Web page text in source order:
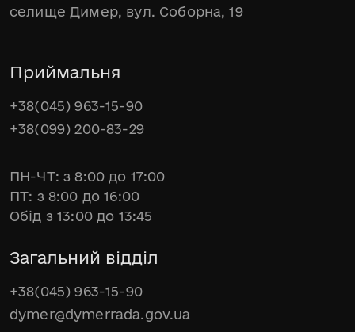
селище Димер, вул. Соборна, 19
Приймальня
+38(045) 963-15-90
+38(099) 200-83-29
ПН-ЧТ: з 8:00 до 17:00
ПТ: з 8:00 до 16:00
Обід з 13:00 до 13:45
Загальний відділ
+38(045) 963-15-90
dymer@dymerrada.gov.ua